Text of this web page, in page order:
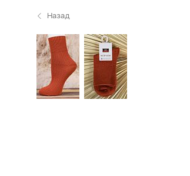
Назад